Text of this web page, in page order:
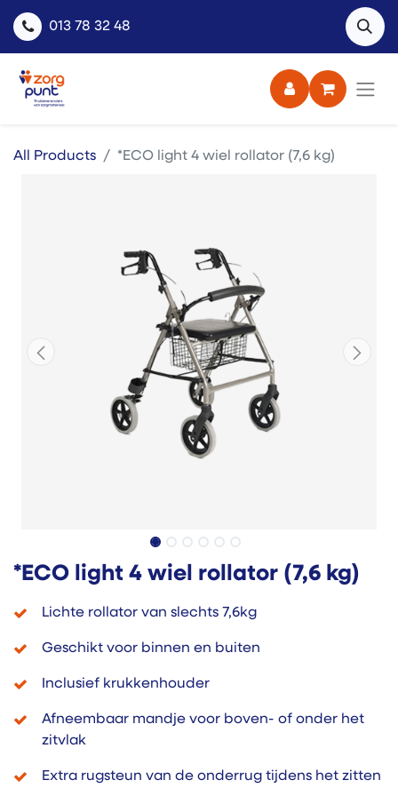
013 78 32 48
All Products *ECO light 4 wiel rollator (7,6 kg)
*ECO light 4 wiel rollator (7,6 kg)
Lichte rollator van slechts 7,6kg
Geschikt voor binnen en buiten
Inclusief krukkenhouder
Afneembaar mandje voor boven- of onder het
zitvlak
Extra rugsteun van de onderrug tijdens het zitten